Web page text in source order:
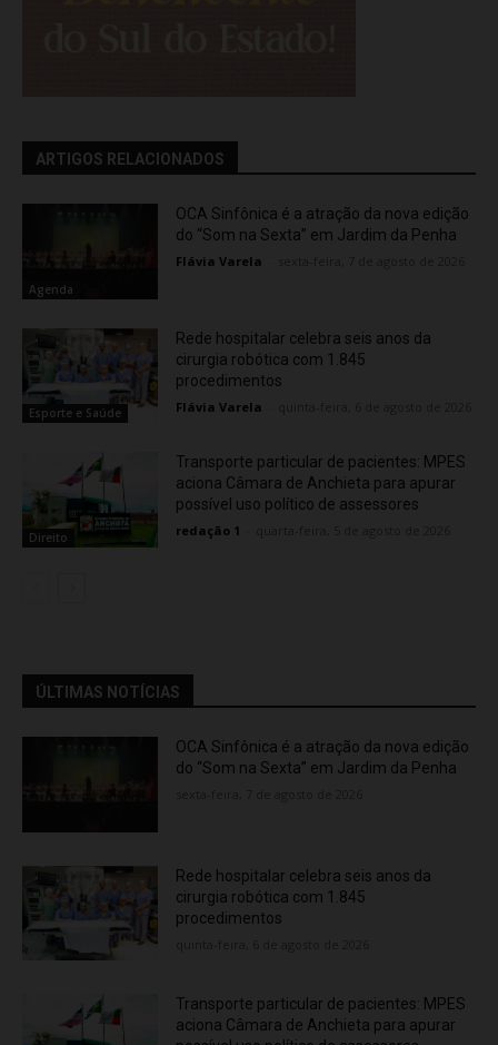
ARTIGOS RELACIONADOS
Agenda
OCA Sinfônica é a atração da nova edição
do “Som na Sexta” em Jardim da Penha
Flávia Varela
Esporte e Saúde
Rede hospitalar celebra seis anos da
cirurgia robótica com 1.845
procedimentos
Flávia Varela
Direito
Transporte particular de pacientes: MPES
aciona Câmara de Anchieta para apurar
possível uso político de assessores
redação 1
ÚLTIMAS NOTÍCIAS
OCA Sinfônica é a atração da nova edição
do “Som na Sexta” em Jardim da Penha
Rede hospitalar celebra seis anos da
cirurgia robótica com 1.845
procedimentos
Transporte particular de pacientes: MPES
aciona Câmara de Anchieta para apurar